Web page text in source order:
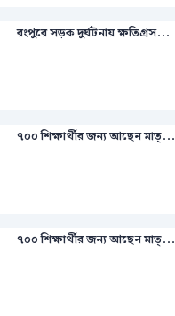
রংপুরে সড়ক দুর্ঘটনায় ক্ষতিগ্রস...
৭০০ শিক্ষার্থীর জন্য আছেন মাত্...
৭০০ শিক্ষার্থীর জন্য আছেন মাত্...